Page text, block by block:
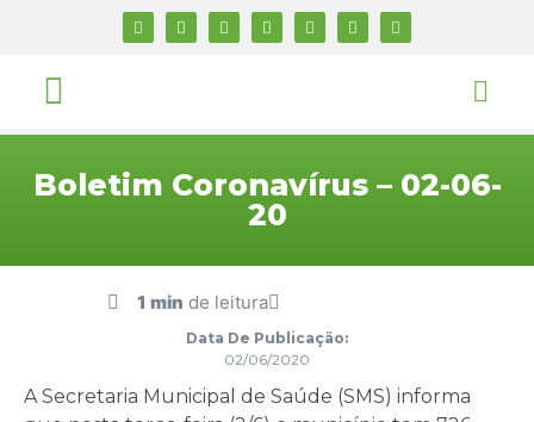
Boletim Coronavírus – 02-06-
20
1 min de leitura
Data De Publicação:
02/06/2020
A Secretaria Municipal de Saúde (SMS) informa